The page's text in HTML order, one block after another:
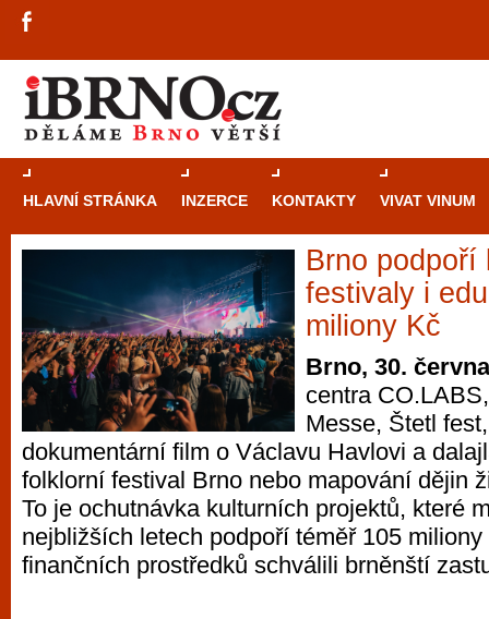
HLAVNÍ STRÁNKA INZERCE KONTAKTY VIVAT VINUM
Brno
festivaly i
miliony Kč
Brno, 30.
centra
Messe, Štetl
dokumentární film o Václavu Havlovi a
folklorní festival Brno nebo mapování dějin
To je ochutnávka kulturních projektů, které
nejbližších letech podpoří téměř 105
finančních prostředků schválili brněnští
Průvodce
Brně: Od
automaty
Brno je
zajímavé
restaurace,
Mimo jiné je ale také místem, kde si
vyzkoušet různé kasinové hry. V
metropoli naleznete širokou nabídku her
po moderní automaty jak pro pravidelné